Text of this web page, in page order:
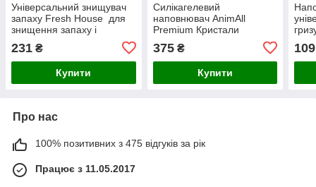
Універсальний знищувач
запаху Fresh House для
знищення запаху і
грам
231 ₴
Купити
Силікагелевий
наповнювач AnimAll
Premium Кристали
(2.1 кг)
375₴
Купити
109
Про нас
100% позитивних з 475 відгуків за рік
Працює з 11.05.2017